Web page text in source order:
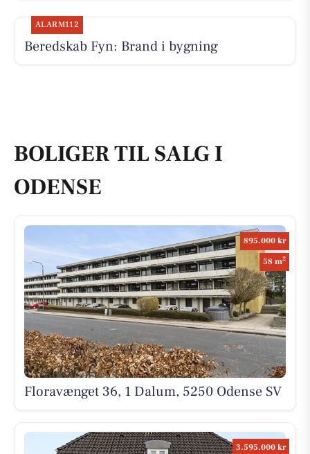
ALARM112
Beredskab Fyn: Brand i bygning
BOLIGER TIL SALG I
ODENSE
895.000 kr
58 m2
Floravænget 36, 1 Dalum, 5250 Odense SV
3.595.000 kr